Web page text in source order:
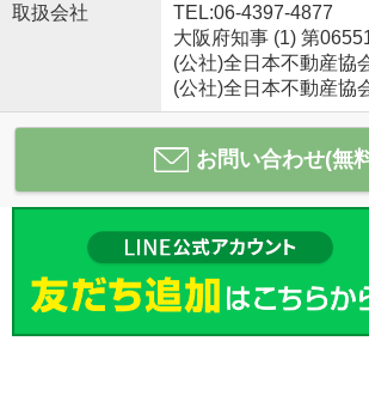
取扱会社
TEL:06-4397-4877
大阪府知事 (1) 第
(公社)全日本不動産協
(公社)全日本不動産協
お問い合わせ(無